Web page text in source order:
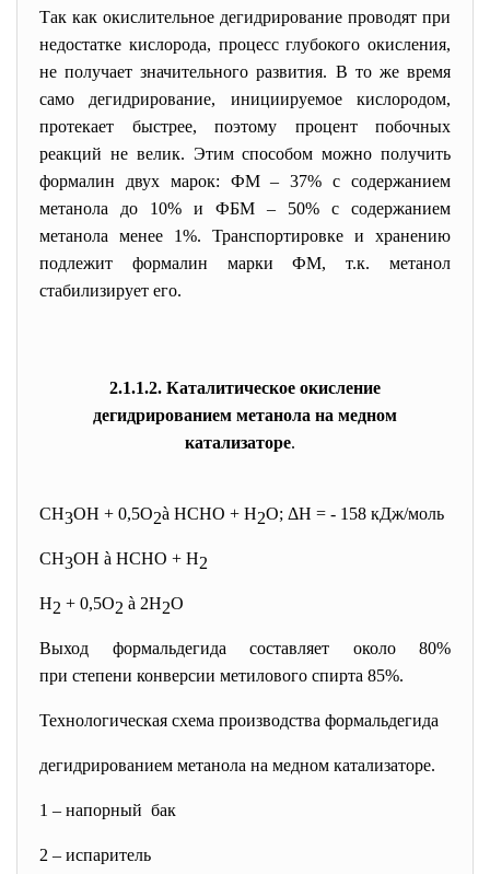
Так как окислительное дегидрирование проводят при
недостатке кислорода, процесс глубокого окисления,
не получает значительного развития. В то же время
само дегидрирование, инициируемое кислородом,
протекает быстрее, поэтому процент побочных
реакций не велик. Этим способом можно получить
формалин двух марок: ФМ – 37% с содержанием
метанола до 10% и ФБМ – 50% с содержанием
метанола менее 1%. Транспортировке и хранению
подлежит формалин марки ФМ, т.к. метанол
стабилизирует его.
2.1.1.2. Каталитическое окисление
дегидрированием метанола на медном
катализаторе.
СН3ОН + 0,5О2à НСНО + Н2О; ΔН = - 158 кДж/моль
СН3ОН à НСНО + Н2
Н2 + 0,5О2 à 2Н2О
Выход формальдегида составляет около 80%
при степени конверсии метилового спирта 85%.
Технологическая схема производства формальдегида
дегидрированием метанола на медном катализаторе.
1 – напорный бак
2 – испаритель